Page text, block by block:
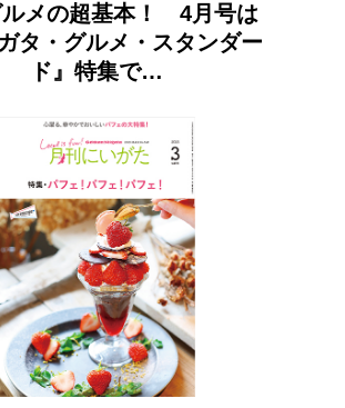
ルメの超基本！ 4月号は
ガタ・グルメ・スタンダー
ド』特集で…